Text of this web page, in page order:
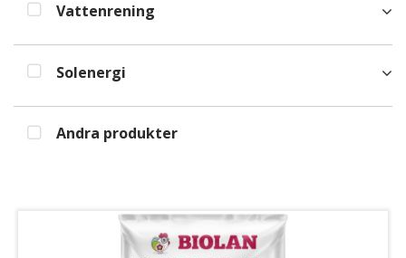
Vattenrening
Solenergi
Andra produkter